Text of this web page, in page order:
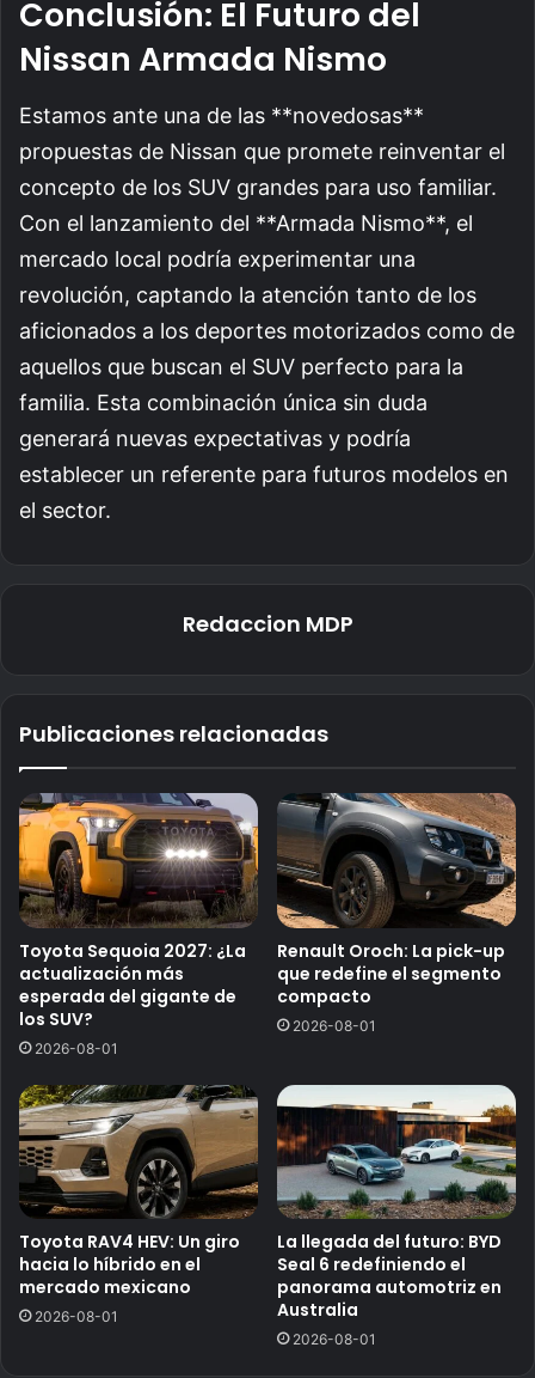
Conclusión: El Futuro del
Nissan Armada Nismo
Estamos ante una de las **novedosas**
propuestas de Nissan que promete reinventar el
concepto de los SUV grandes para uso familiar.
Con el lanzamiento del **Armada Nismo**, el
mercado local podría experimentar una
revolución, captando la atención tanto de los
aficionados a los deportes motorizados como de
aquellos que buscan el SUV perfecto para la
familia. Esta combinación única sin duda
generará nuevas expectativas y podría
establecer un referente para futuros modelos en
el sector.
Redaccion MDP
Publicaciones relacionadas
Toyota Sequoia 2027: ¿La
actualización más
esperada del gigante de
los SUV?
2026-08-01
Renault Oroch: La pick-up
que redefine el segmento
compacto
2026-08-01
Toyota RAV4 HEV: Un giro
hacia lo híbrido en el
mercado mexicano
2026-08-01
La llegada del futuro: BYD
Seal 6 redefiniendo el
panorama automotriz en
Australia
2026-08-01